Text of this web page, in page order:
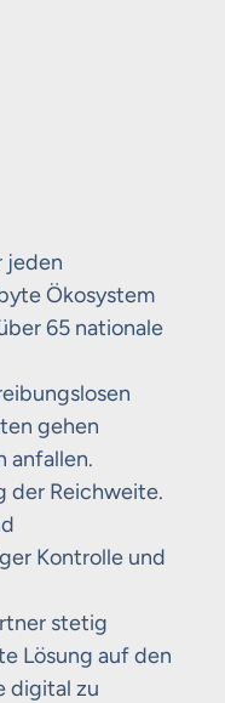
jeden
Ökosystem
65 nationale
gehen
anfallen.
der Reichweite.
Kontrolle und
stetig
Lösung auf den
digital zu